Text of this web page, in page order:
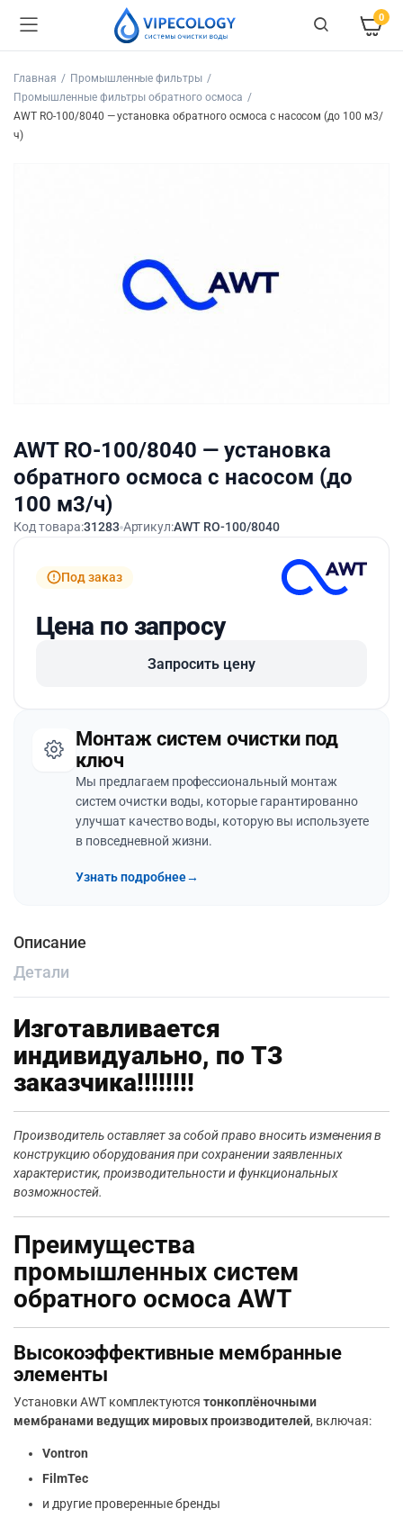
0
Главная
Промышленные фильтры
Промышленные фильтры обратного осмоса
AWT RO-100/8040 — установка обратного осмоса с насосом (до 100 м3/
ч)
AWT RO-100/8040 — установка
обратного осмоса с насосом (до
100 м3/ч)
Код товара:31283 Артикул:AWT RO-100/8040
Под заказ
Цена по запросу
Запросить цену
Монтаж систем очистки под
ключ
Мы предлагаем профессиональный монтаж
систем очистки воды, которые гарантированно
улучшат качество воды, которую вы используете
в повседневной жизни.
Узнать подробнее→
Описание
Детали
Изготавливается
индивидуально, по ТЗ
заказчика!!!!!!!!
Производитель оставляет за собой право вносить изменения в
конструкцию оборудования при сохранении заявленных
характеристик, производительности и функциональных
возможностей.
Преимущества
промышленных систем
обратного осмоса AWT
Высокоэффективные мембранные
элементы
Установки AWT комплектуютсятонкоплёночными
мембранами ведущих мировых производителей, включая:
Vontron
FilmTec
и другие проверенные бренды